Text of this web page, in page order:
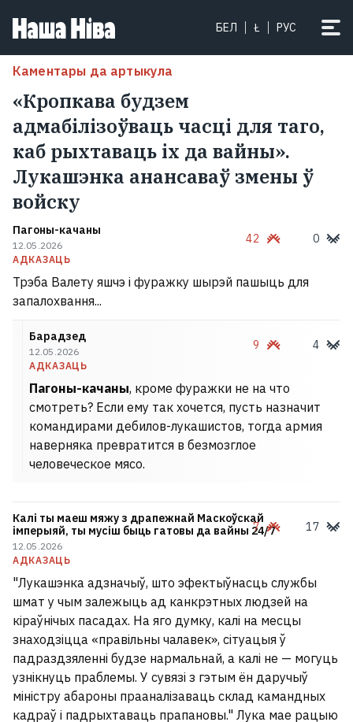
БЕЛ Ł РУС
Каментары да артыкула
«Кропкава будзем
адмабілізоўваць часці для таго,
каб рыхтаваць іх да вайны».
Лукашэнка анансаваў змены ў
войску
Пагоны-качаны
12.05.2026
АДКАЗАЦЬ
42 0
Трэба Валету яшчэ і фуражку шырэй пашыць для
запалохвання...
Барадзед
12.05.2026
АДКАЗАЦЬ
9 4
Пагоны-качаны, кроме фуражки не на что
смотреть? Если ему так хочется, пусть назначит
командирами дебилов-лукашистов, тогда армия
наверняка превратится в безмозглое
человеческое мясо.
Калі ты маеш мяжу з драпежнай Маскоўскай
імперыяй, ты мусіш быць гатовы да вайны 24/7
12.05.2026
АДКАЗАЦЬ
7 17
"Лукашэнка адзначыў, што эфектыўнасць службы
шмат у чым залежыць ад канкрэтных людзей на
кіраўнічых пасадах. На яго думку, калі на месцы
знаходзіцца «правільны чалавек», сітуацыя ў
падраздзяленні будзе нармальнай, а калі не — могуць
узнікнуць праблемы. У сувязі з гэтым ён даручыў
міністру абароны прааналізаваць склад камандных
кадраў і падрыхтаваць прапановы." Лука мае рацыю